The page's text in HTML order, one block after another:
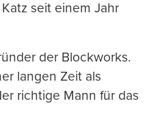
seit einem Jahr
der Blockworks.
langen Zeit als
richtige Mann für das